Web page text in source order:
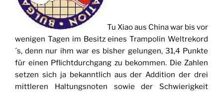
Tu Xiao aus China war bis vor
wenigen Tagen im Besitz eines Trampolin Weltrekord
´s, denn nur ihm war es bisher gelungen, 31,4 Punkte
für einen Pflichtdurchgang zu bekommen. Die Zahlen
setzen sich ja bekanntlich aus der Addition der drei
mittleren Haltungsnoten sowie der Schwierigkeit